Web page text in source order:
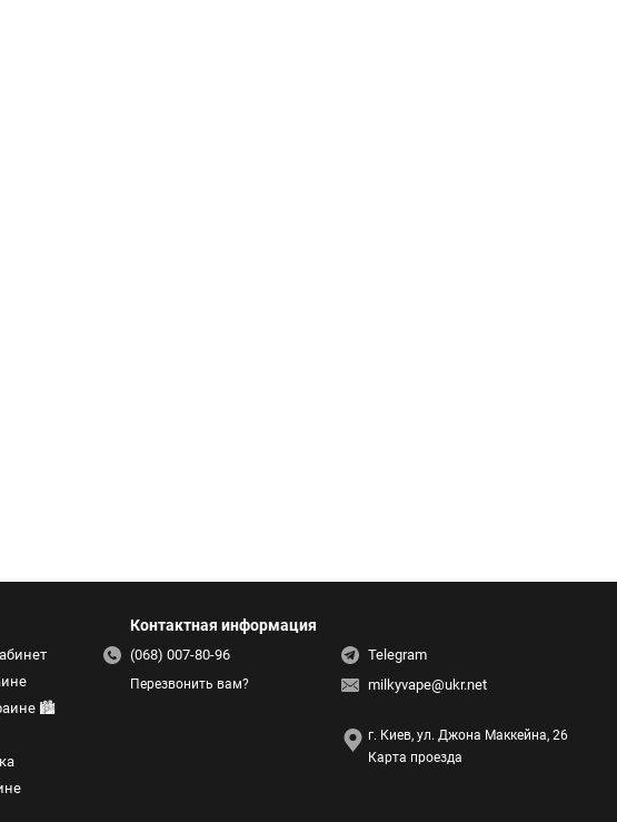
🏙️
Контактная информация
(068) 007-80-96
Перезвонить вам?
Telegram
milkyvape@ukr.net
г. Киев, ул. Джона Маккейна, 26
Карта проезда